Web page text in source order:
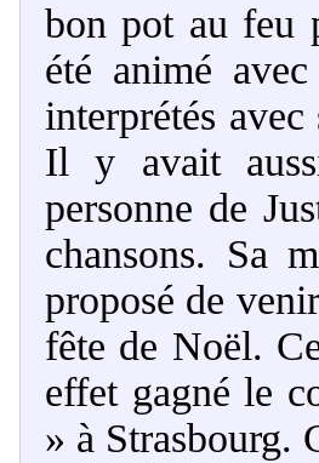
bon pot au feu
été animé
interprétés
Il y avait
personne de
chansons. Sa
proposé de
fête de Noël.
effet gagné le
» à Strasbourg.